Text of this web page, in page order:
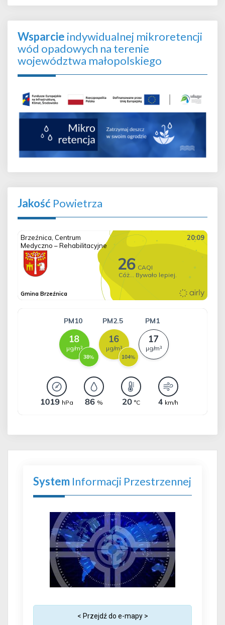
Wsparcie indywidualnej mikroretencji
wód opadowych na terenie
województwa małopolskiego
Jakość Powietrza
System Informacji Przestrzennej
< Przejdź do e-mapy >